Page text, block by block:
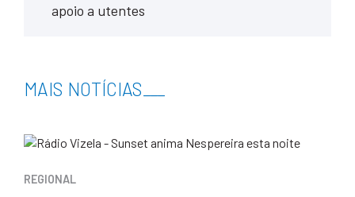
apoio a utentes
MAIS NOTÍCIAS
REGIONAL